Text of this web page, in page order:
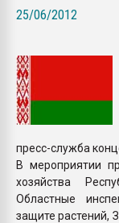
25/06/2012
пресс-служба
В мероприятии
хозяйства
Областные
защите растений,